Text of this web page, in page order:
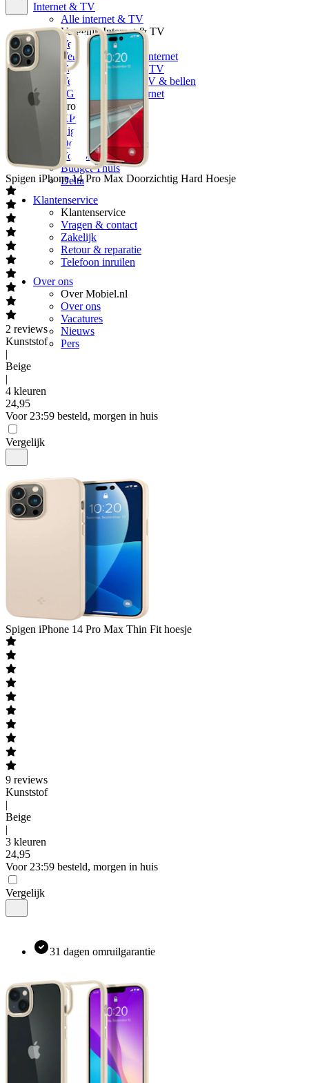
Internet & TV
Alle internet & TV
Vergelijk Internet & TV
Vergelijk internet
Vergelijk glasvezel internet
Vergelijk internet & TV
Vergelijk internet, TV & bellen
5G Klik&Klaar internet
Providers
KPN
Ziggo
Odido
Youfone
Budget Thuis
Delta
Klantenservice
Klantenservice
Vragen & contact
Zakelijk
Retour & reparatie
Telefoon inruilen
Over ons
Over Mobiel.nl
Over ons
Vacatures
Nieuws
Pers
Spigen iPhone 14 Pro Max Doorzichtig Hard Hoesje
2 reviews
Kunststof
|
Beige
|
4 kleuren
24,95
Voor 23:59 besteld, morgen in huis
Vergelijk
Spigen iPhone 14 Pro Max Thin Fit hoesje
9 reviews
Kunststof
|
Beige
|
3 kleuren
24,95
Voor 23:59 besteld, morgen in huis
Vergelijk
31 dagen omruilgarantie